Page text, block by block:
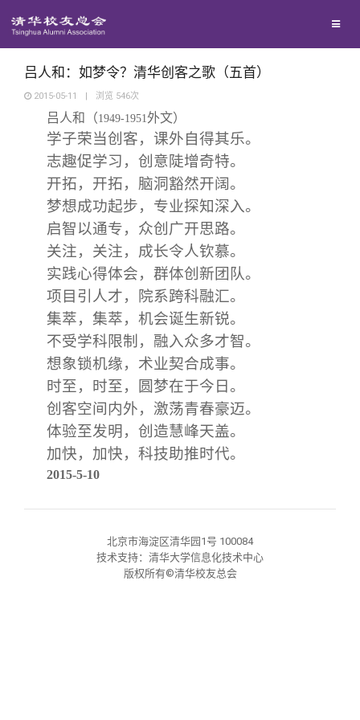
西南联大校友会
义工计划
新媒体平台
青春风采
校友文苑
校友讲坛
校友视界
校友服务
终身学习
信息化服务
三创大赛
实用信息
校友总会
总会简介
会长致辞
总会章程
理事会名单
制度法规
关闭
吕人和：如梦令？清华创客之歌（五首）
2015-05-11 | 浏览 546次
吕人和（1949-1951外文）
学子荣当创客，课外自得其乐。
志趣促学习，创意陡增奇特。
开拓，开拓，脑洞豁然开阔。
梦想成功起步，专业探知深入。
启智以通专，众创广开思路。
关注，关注，成长令人钦慕。
实践心得体会，群体创新团队。
项目引人才，院系跨科融汇。
集萃，集萃，机会诞生新锐。
不受学科限制，融入众多才智。
想象锁机缘，术业契合成事。
时至，时至，圆梦在于今日。
创客空间内外，激荡青春豪迈。
体验至发明，创造慧峰天盖。
加快，加快，科技助推时代。
2015-5-10
北京市海淀区清华园1号 100084
技术支持：清华大学信息化技术中心
版权所有©清华校友总会